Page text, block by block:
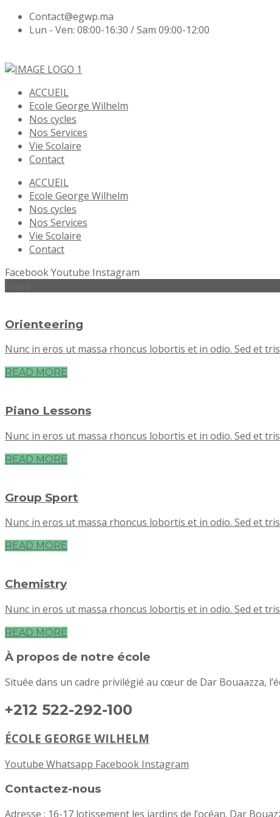
Contact@egwp.ma
Lun - Ven: 08:00-16:30 / Sam 09:00-12:00
ACCUEIL
Ecole George Wilhelm
Nos cycles
Nos Services
Vie Scolaire
Contact
ACCUEIL
Ecole George Wilhelm
Nos cycles
Nos Services
Vie Scolaire
Contact
FacebookYoutube Instagram
Orienteering
Nunc in eros ut massa rhoncus lobortis et in odio. Sed et
READ MORE
Piano Lessons
Nunc in eros ut massa rhoncus lobortis et in odio. Sed et
READ MORE
Group Sport
Nunc in eros ut massa rhoncus lobortis et in odio. Sed et
READ MORE
Chemistry
Nunc in eros ut massa rhoncus lobortis et in odio. Sed et
READ MORE
À propos de notre école
Située dans un cadre privilégié au cœur de Dar Bouaazza,
+212 522-292-100
ÉCOLE GEORGE WILHELM
Youtube Whatsapp Facebook Instagram
Contactez-nous
Adresse : 16-17 lotissement les jardins de l’océan. Dar